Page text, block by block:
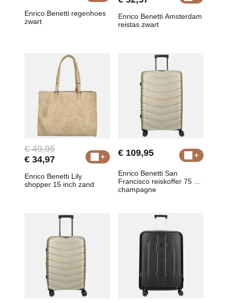
Enrico Benetti regenhoes
zwart
Enrico Benetti Amsterdam
reistas zwart
€ 49,95
€ 34,97
Enrico Benetti Lily
shopper 15 inch zand
€ 109,95
Enrico Benetti San
Francisco reiskoffer 75 cm
champagne